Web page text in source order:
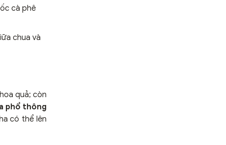
cà phê
chua và
quả; còn
phổ thông
có thể lên